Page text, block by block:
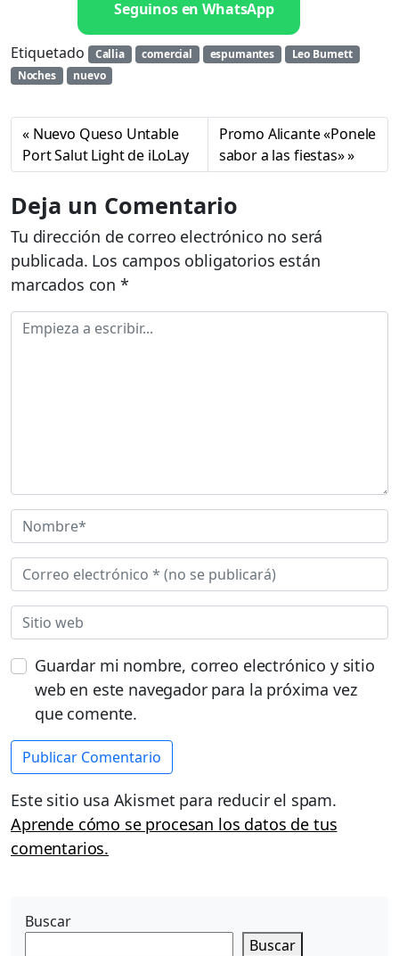
Seguinos en WhatsApp
Etiquetado Callia comercial espumantes
Leo Burnett
Noches
nuevo
Nuevo Queso Untable
Port Salut Light de iLoLay
Promo Alicante «Ponele
sabor a las fiestas»
Deja un Comentario
Tu dirección de correo electrónico no será
publicada. Los campos obligatorios están
marcados con *
Guardar mi nombre, correo electrónico y sitio
web en este navegador para la próxima vez
que comente.
Este sitio usa Akismet para reducir el spam.
Aprende cómo se procesan los datos de tus
comentarios.
Buscar
Buscar